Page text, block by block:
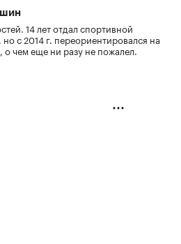
14 лет отдал спортивной
с 2014 г. переориентировался на
о чем еще ни разу не пожалел.